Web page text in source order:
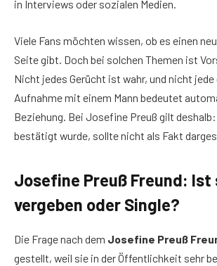
in Interviews oder sozialen Medien.
Viele Fans möchten wissen, ob es einen
Seite gibt. Doch bei solchen Themen ist
Nicht jedes Gerücht ist wahr, und nicht
Aufnahme mit einem Mann bedeutet
Beziehung. Bei Josefine Preuß gilt
bestätigt wurde, sollte nicht als Fakt
Josefine Preuß Freund: Ist
vergeben oder Single?
Die Frage nach dem Josefine Preuß
gestellt, weil sie in der Öffentlichkeit sehr